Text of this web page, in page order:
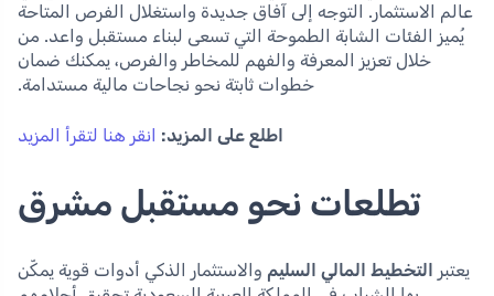
عالم الاستثمار. التوجه إلى آفاق جديدة واستغلال الفرص المتاحة
يُميز الفئات الشابة الطموحة التي تسعى لبناء مستقبل واعد. من
خلال تعزيز المعرفة والفهم للمخاطر والفرص، يمكنك ضمان
خطوات ثابتة نحو نجاحات مالية مستدامة.
اطلع على المزيد: انقر هنا لتقرأ المزيد
تطلعات نحو مستقبل مشرق
يعتبر التخطيط المالي السليم والاستثمار الذكي أدوات قوية يمكّن